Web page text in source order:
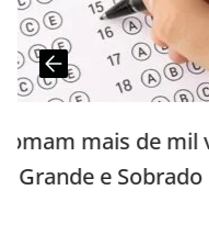
MIDR
de